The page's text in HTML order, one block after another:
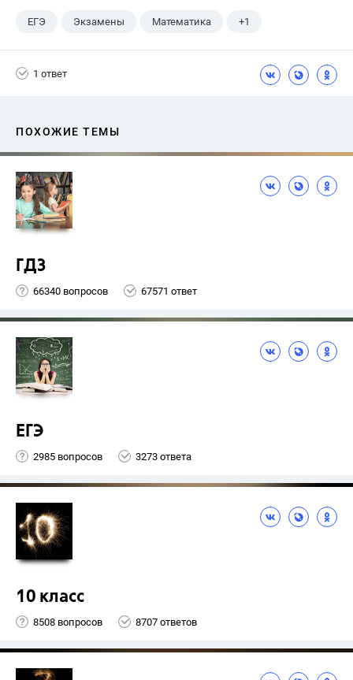
ЕГЭ Экзамены Математика +1
1 ответ
ПОХОЖИЕ ТЕМЫ
ГДЗ
66340 вопросов 67571 ответ
ЕГЭ
2985 вопросов 3273 ответа
10 класс
8508 вопросов 8707 ответов